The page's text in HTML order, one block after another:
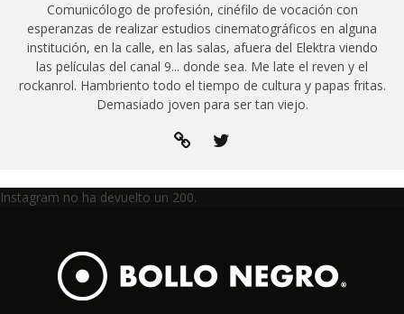
Comunicólogo de profesión, cinéfilo de vocación con
esperanzas de realizar estudios cinematográficos en alguna
institución, en la calle, en las salas, afuera del Elektra viendo
las películas del canal 9... donde sea. Me late el reven y el
rockanrol. Hambriento todo el tiempo de cultura y papas fritas.
Demasiado joven para ser tan viejo.
Instagram no ha devuelto un 200.